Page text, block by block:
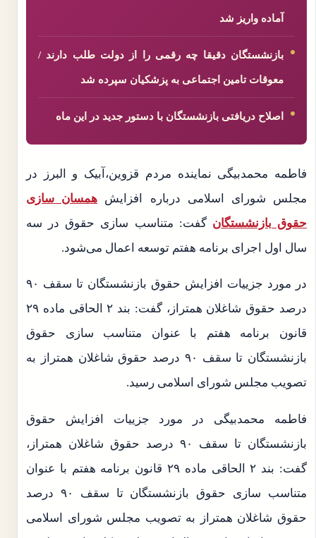
آماده واریز شد
بازنشستگان دقیقا چه رقمی را از دولت طلب دارند /
معوقات تامین اجتماعی به پزشکیان سپرده شد
اصلاح دریافتی بازنشستگان با دستور جدید در این ماه
فاطمه محمدبیگی نماینده مردم قزوین،آبیک و البرز در
مجلس شورای اسلامی درباره افزایش همسان سازی
حقوق بازنشستگان گفت: متناسب سازی حقوق در سه
سال اول اجرای برنامه هفتم توسعه اعمال می‌شود.
در مورد جزییات افزایش حقوق بازنشستگان تا سقف ۹۰
درصد حقوق شاغلان همتراز، گفت: بند ۲ الحاقی ماده ۲۹
قانون برنامه هفتم با عنوان متناسب سازی حقوق
بازنشستگان تا سقف ۹۰ درصد حقوق شاغلان همتراز به
تصویب مجلس شورای اسلامی رسید.
فاطمه محمدبیگی در مورد جزییات افزایش حقوق
بازنشستگان تا سقف ۹۰ درصد حقوق شاغلان همتراز،
گفت: بند ۲ الحاقی ماده ۲۹ قانون برنامه هفتم با عنوان
متناسب سازی حقوق بازنشستگان تا سقف ۹۰ درصد
حقوق شاغلان همتراز به تصویب مجلس شورای اسلامی